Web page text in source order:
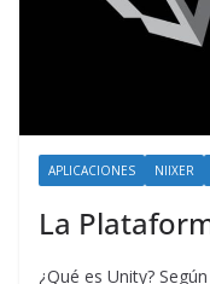
APLICACIONES NIIXER
La
¿Qué es Unity?